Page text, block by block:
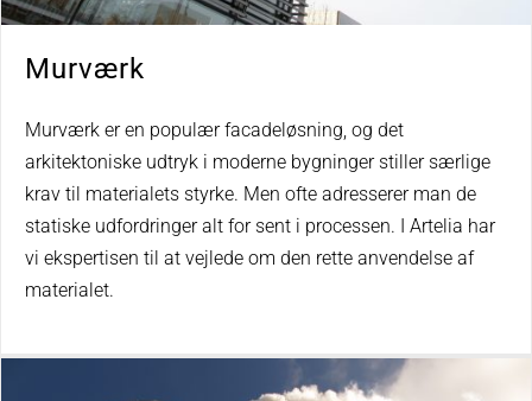
Murværk
Murværk er en populær facadeløsning, og det
arkitektoniske udtryk i moderne bygninger stiller særlige
krav til materialets styrke. Men ofte adresserer man de
statiske udfordringer alt for sent i processen. I Artelia har
vi ekspertisen til at vejlede om den rette anvendelse af
materialet.